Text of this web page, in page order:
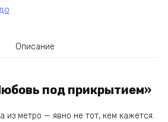
Описание
под прикрытием»
из метро — явно не тот, кем кажется.